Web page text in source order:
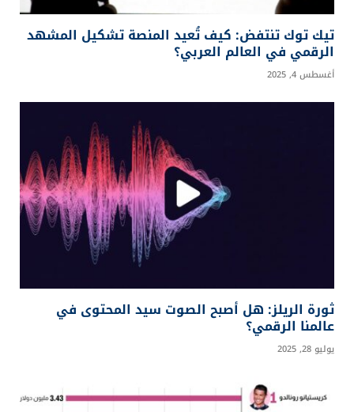
تيك توك تنتفض: كيف تُعيد المنصة تشكيل المشهد
الرقمي في العالم العربي؟
أغسطس 4, 2025
ثورة الريلز: هل أصبح الصوت سيد المحتوى في
عالمنا الرقمي؟
يوليو 28, 2025